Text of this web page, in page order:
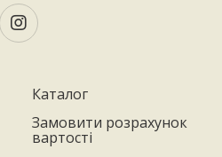
Каталог
Замовити розрахунок
вартості